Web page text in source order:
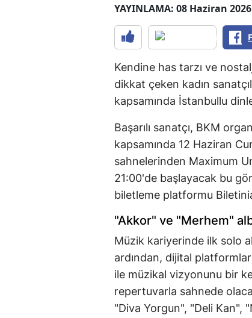
YAYINLAMA: 08 Haziran
Kendine has tarzı ve
dikkat çeken kadın
kapsamında İstanbullu
Başarılı sanatçı, BKM
kapsamında 12 Haziran
sahnelerinden Maximum
21:00'de başlayacak bu
biletleme platformu
"Akkor" ve "Merhem"
Müzik kariyerinde ilk solo
ardından, dijital
ile müzikal vizyonunu bir
repertuvarla sahnede
"Diva Yorgun", "Deli Kan",